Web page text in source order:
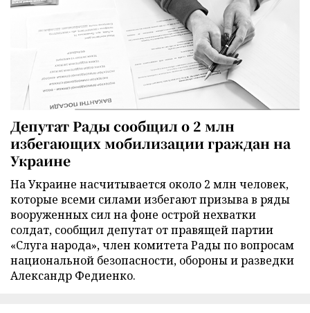
Депутат Рады сообщил о 2 млн
избегающих мобилизации граждан на
Украине
На Украине насчитывается около 2 млн человек,
которые всеми силами избегают призыва в ряды
вооруженных сил на фоне острой нехватки
солдат, сообщил депутат от правящей партии
«Слуга народа», член комитета Рады по вопросам
национальной безопасности, обороны и разведки
Александр Федиенко.